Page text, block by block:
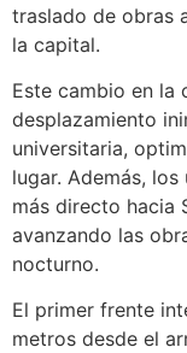
traslado de obras
la capital.
Este cambio en la
desplazamiento
universitaria,
lugar. Además,
más directo hacia
avanzando las
nocturno.
El primer frente
metros desde el